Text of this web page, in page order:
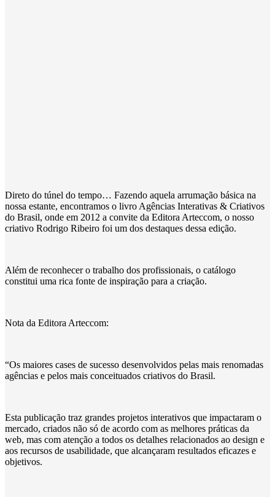
Direto do túnel do tempo… Fazendo aquela arrumação básica na
nossa estante, encontramos o livro Agências Interativas & Criativos
do Brasil, onde em 2012 a convite da Editora Arteccom, o nosso
criativo Rodrigo Ribeiro foi um dos destaques dessa edição.
Além de reconhecer o trabalho dos profissionais, o catálogo
constitui uma rica fonte de inspiração para a criação.
Nota da Editora Arteccom:
“Os maiores cases de sucesso desenvolvidos pelas mais renomadas
agências e pelos mais conceituados criativos do Brasil.
Esta publicação traz grandes projetos interativos que impactaram o
mercado, criados não só de acordo com as melhores práticas da
web, mas com atenção a todos os detalhes relacionados ao design e
aos recursos de usabilidade, que alcançaram resultados eficazes e
objetivos.